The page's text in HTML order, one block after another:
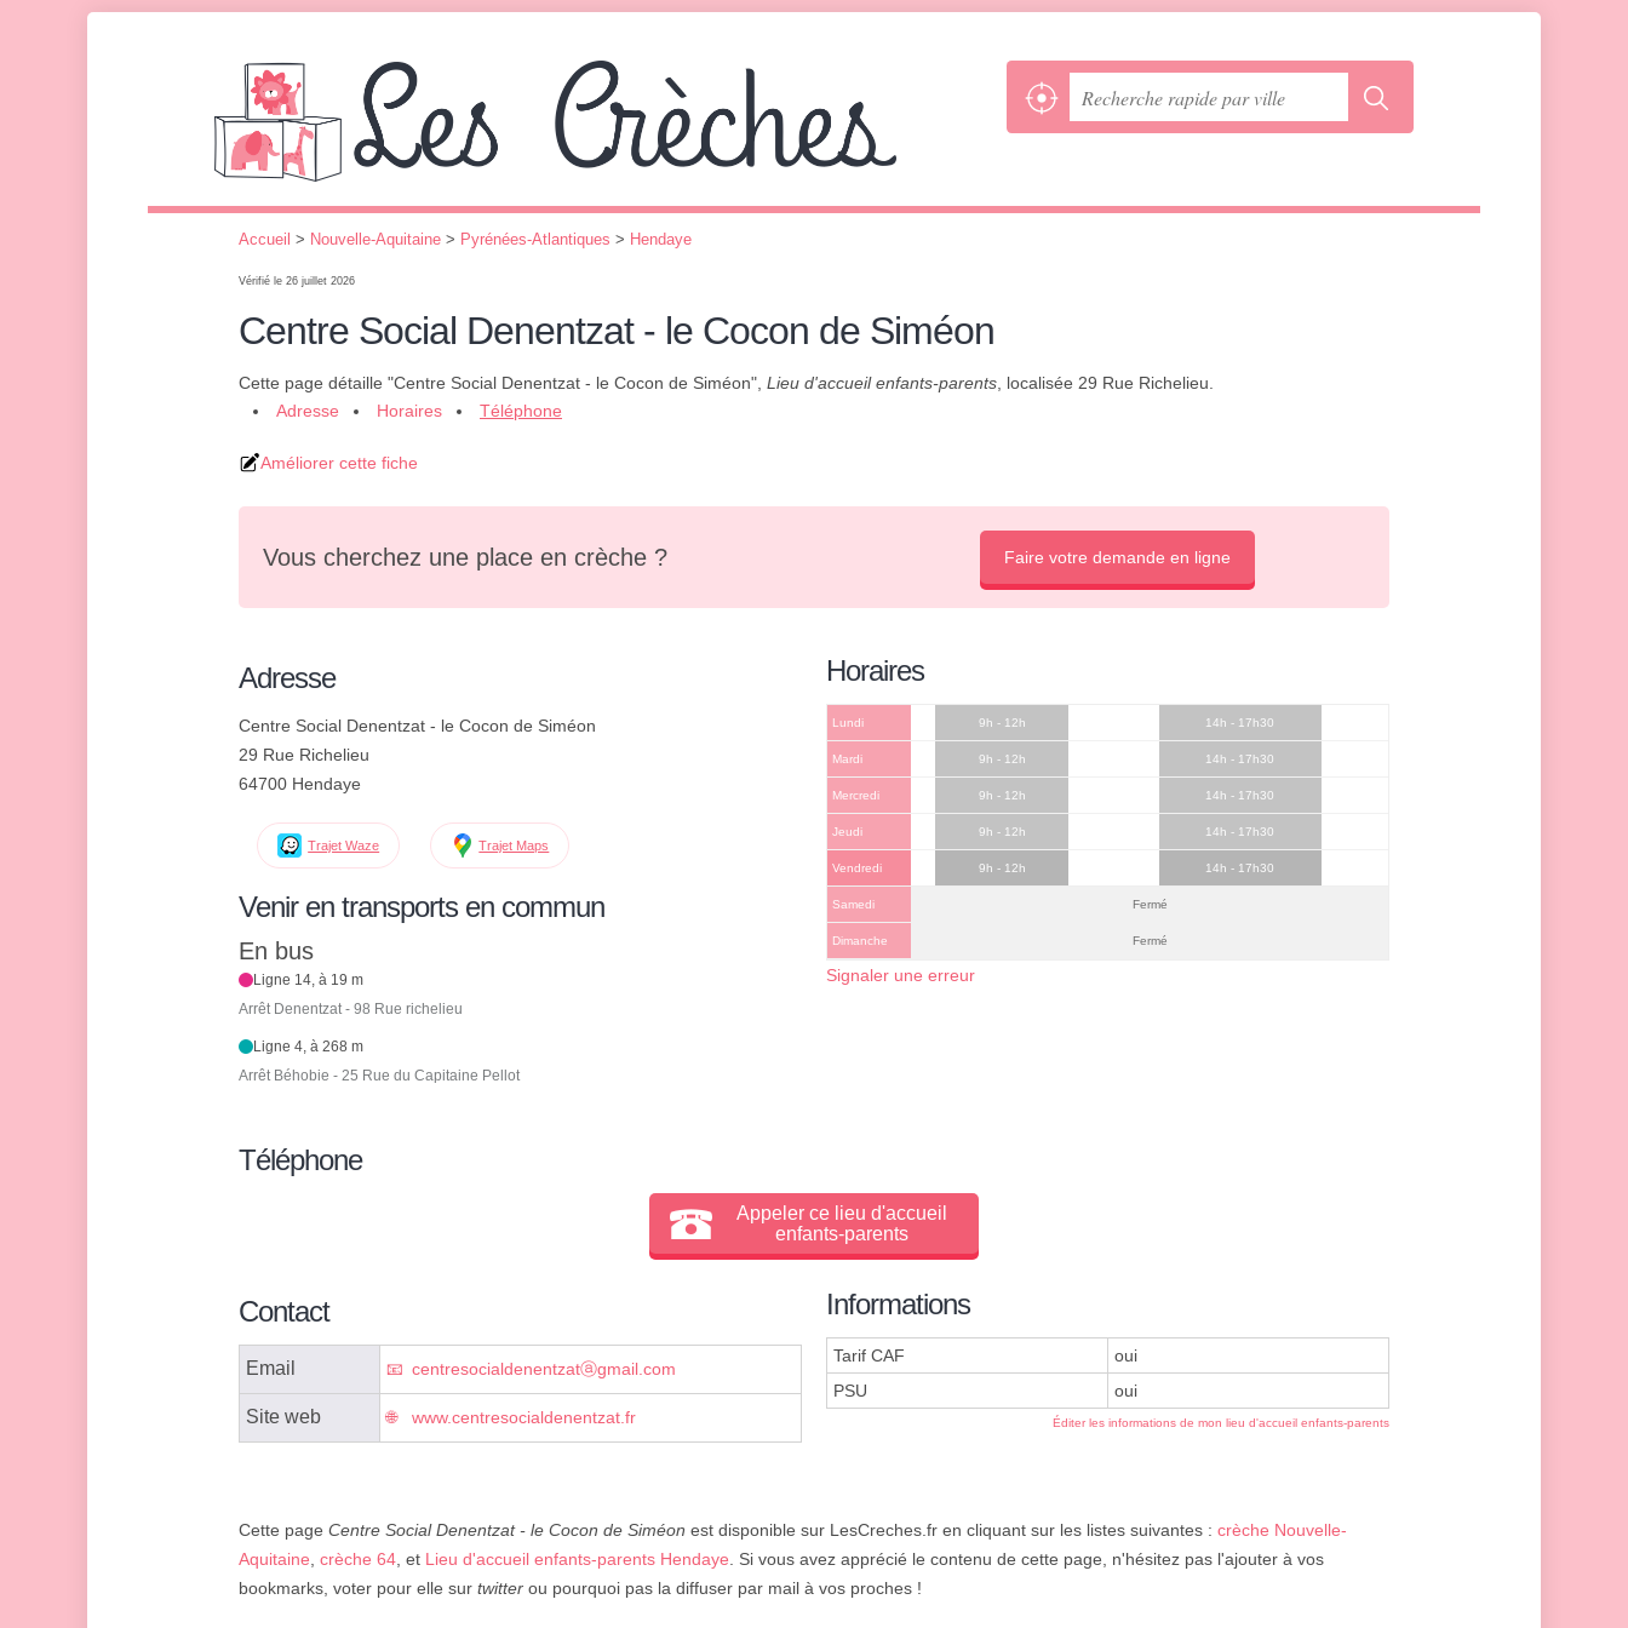
Accueil > Nouvelle-Aquitaine > Pyrénées-Atlantiques > Hendaye
Vérifié le 26 juillet 2026
Centre Social Denentzat - le Cocon de Siméon
Cette page détaille "Centre Social Denentzat - le Cocon de Siméon", Lieu d'accueil enfants-parents , localisée 29 Rue Richelieu.
Adresse
Horaires Téléphone
Améliorer cette fiche
Vous cherchez une place en crèche ? Faire votre demande en ligne
Adresse
Centre Social Denentzat - le Cocon de Siméon
29 Rue Richelieu
64700 Hendaye
Trajet Waze Trajet Maps
Venir en transports en commun
En bus
Ligne 14, à 19 m
Arrêt Denentzat - 98 Rue richelieu
Ligne 4, à 268 m
Arrêt Béhobie - 25 Rue du Capitaine Pellot
Horaires
Lundi 9h - 12h 14h - 17h30
Mardi 9h - 12h 14h - 17h30
Mercredi 9h - 12h 14h - 17h30
Jeudi 9h - 12h 14h - 17h30
Vendredi 9h - 12h 14h - 17h30
Samedi Fermé
Dimanche Fermé
Signaler une erreur
Téléphone
Appeler ce lieu d'accueil
enfants-parents
Contact
Email centresocialdenentzatⓐgmail.com
Site web www.centresocialdenentzat.fr
Informations
Tarif CAF
oui
PSU
oui
Éditer les informations de mon lieu d'accueil enfants-parents
Cette page Centre Social Denentzat - le Cocon de Siméon est disponible sur LesCreches.fr en cliquant sur les listes suivantes : crèche Nouvelle-
Aquitaine, crèche 64, et Lieu d'accueil enfants-parents Hendaye. Si vous avez apprécié le contenu de cette page, n'hésitez pas l'ajouter à vos
bookmarks, voter pour elle sur twitter ou pourquoi pas la diffuser par mail à vos proches !